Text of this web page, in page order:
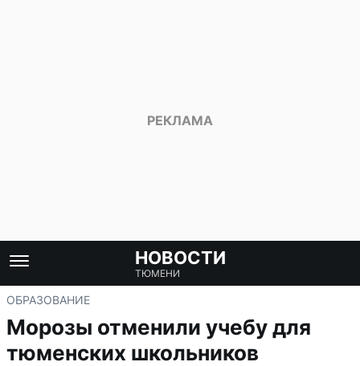
НОВОСТИ
ТЮМЕНИ
ОБРАЗОВАНИЕ
Морозы отменили учебу для
тюменских школьников